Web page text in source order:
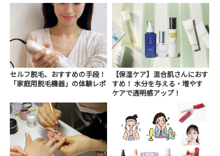
セルフ脱毛、おすすめの手段！
「家庭用脱毛機器」の体験レポ
【保湿ケア】混合肌さんにおす
すめ！ 水分を与える・増やす
ケアで透明感アップ！